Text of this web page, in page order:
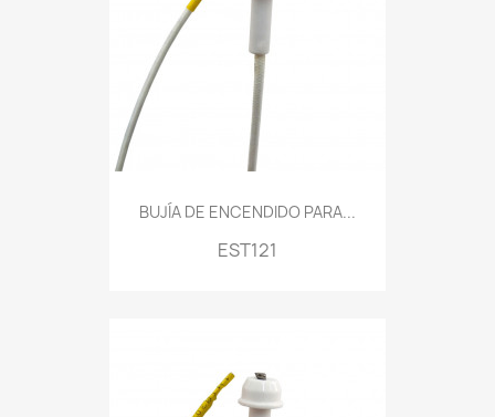
BUJÍA DE ENCENDIDO PARA...
EST121